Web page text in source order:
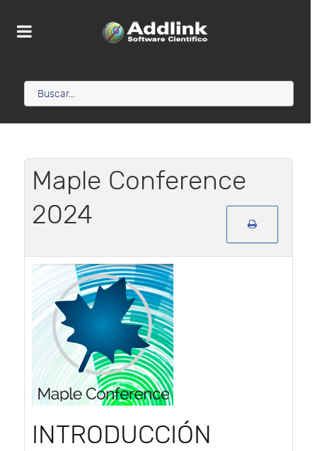
Maple Conference
2024
INTRODUCCIÓN